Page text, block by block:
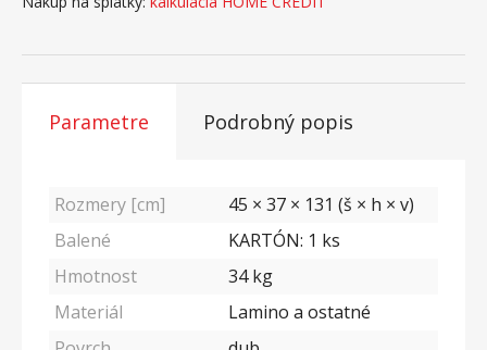
Parametre Podrobný popis
Rozmery [cm]
45 × 37 × 131 (š × h × v)
Balené
KARTÓN: 1 ks
Hmotnost
34kg
Materiál
Lamino a ostatné